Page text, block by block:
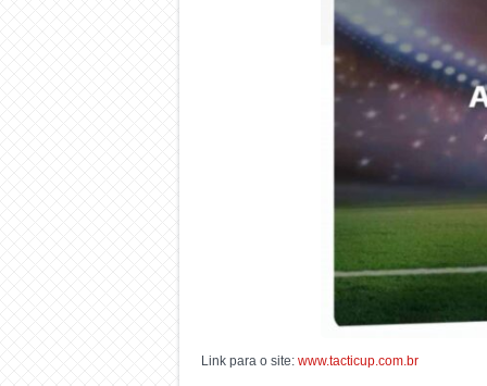
Link para o site: www.tacticup.com.br